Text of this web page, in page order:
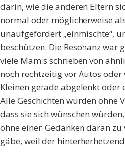
darin, wie die anderen Eltern
normal oder möglicherweise
unaufgefordert „einmischte“,
beschützen. Die Resonanz
viele Mamis schrieben von
noch rechtzeitig vor Autos
Kleinen gerade abgelenkt oder
Alle Geschichten wurden ohne
dass sie sich wünschen
ohne einen Gedanken daran
gäbe, weil der